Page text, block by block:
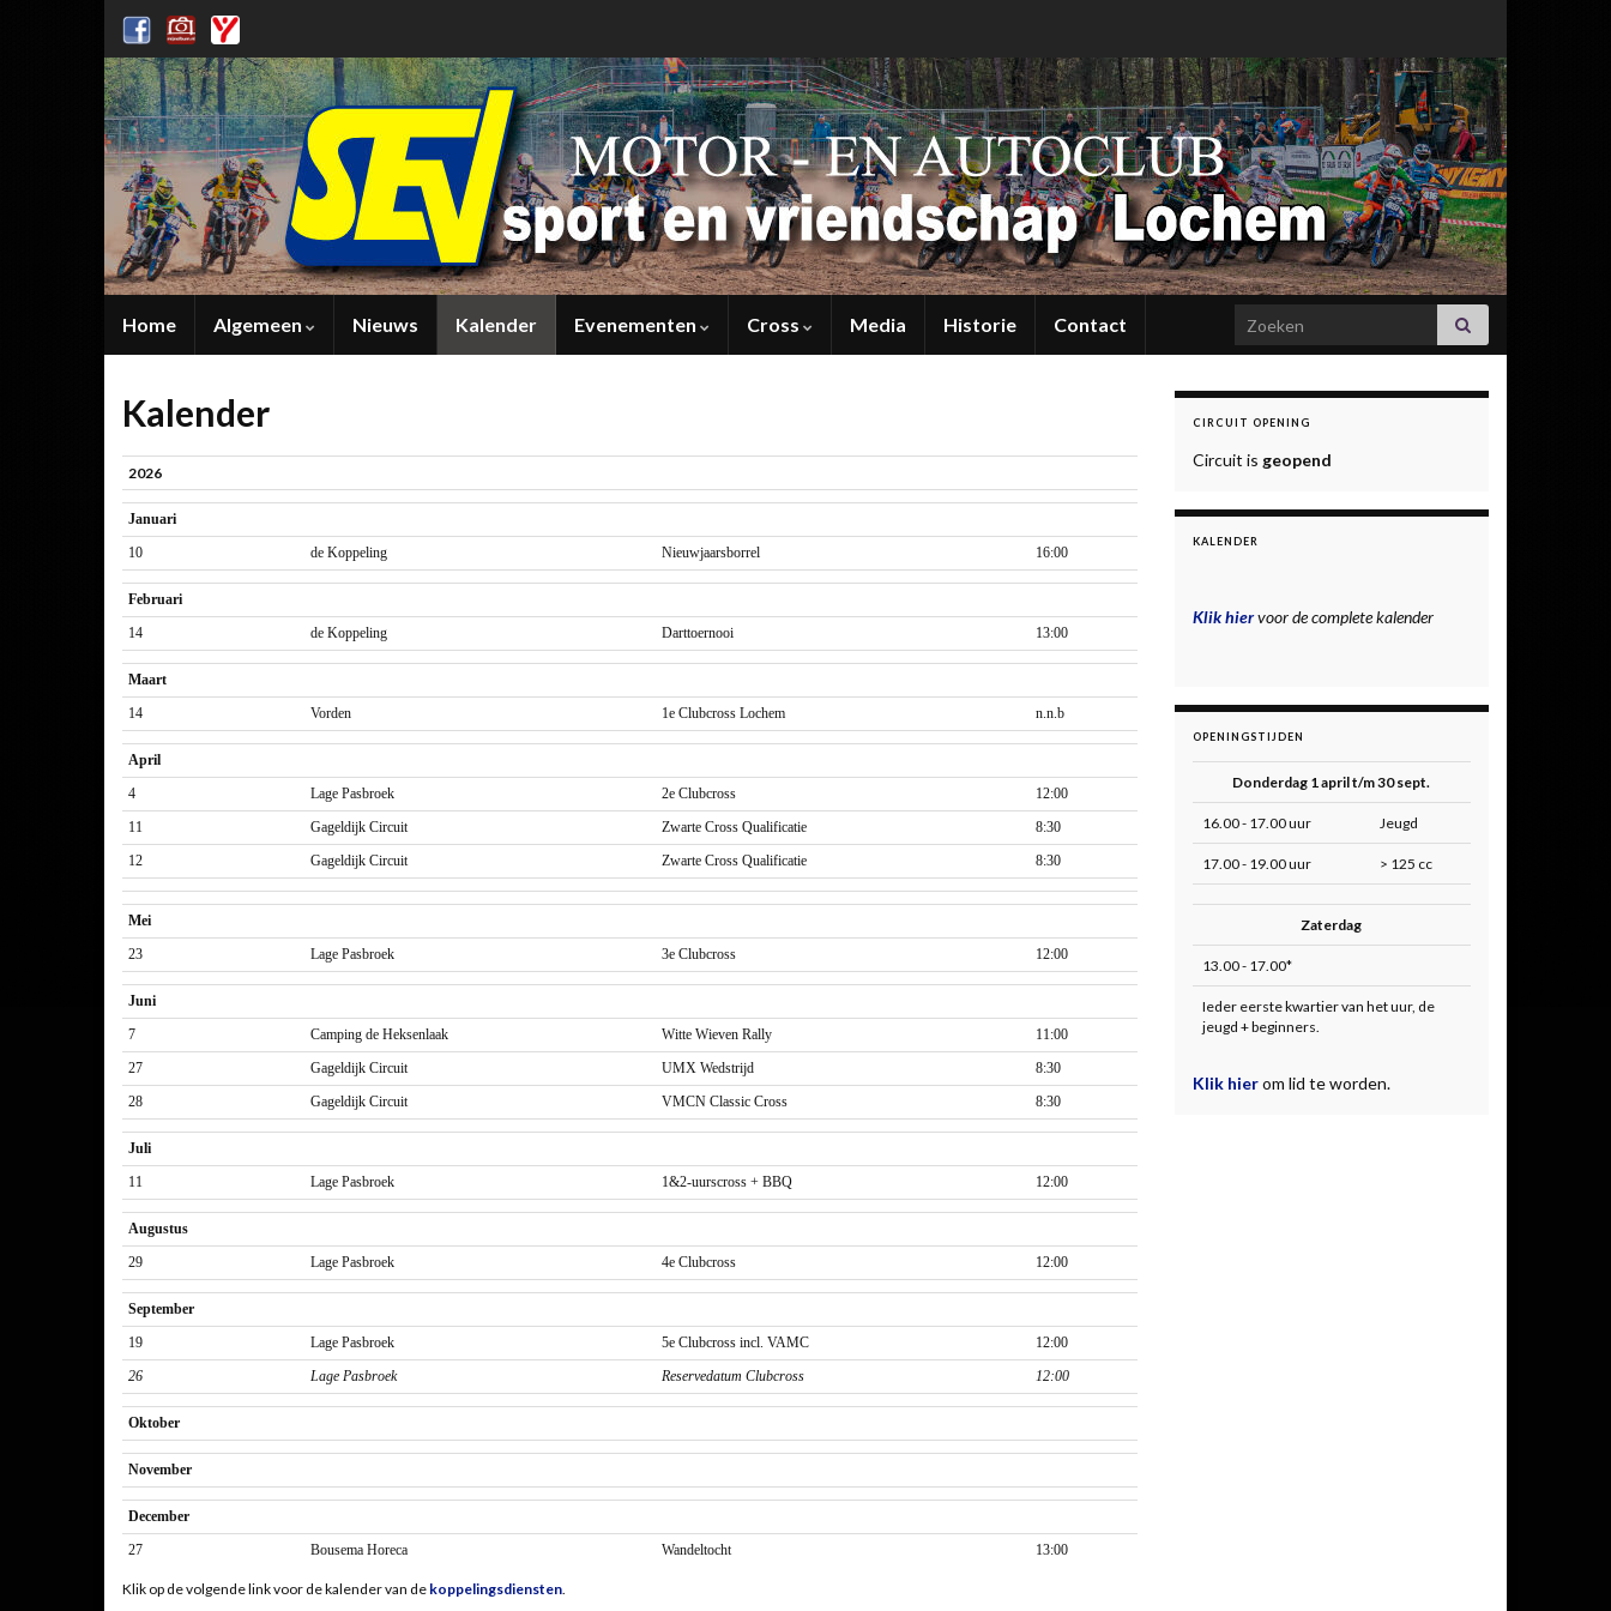
Home Algemeen Nieuws Kalender Evenementen Cross Media Historie Contact Search for:
Kalender
2026
Januari
10
de Koppeling Nieuwjaarsborrel 16:00
Februari
14
de Koppeling Darttoernooi 13:00
Maart
14
Vorden 1e Clubcross Lochem n.n.b
April
4
Lage Pasbroek 2e Clubcross
12:00
11
Gageldijk Circuit Zwarte Cross Qualificatie
8:30
12
Gageldijk Circuit Zwarte Cross Qualificatie 8:30
Mei
23
Lage Pasbroek 3e Clubcross 12:00
Juni
7
Camping de Heksenlaak Witte Wieven Rally
11:00
27
Gageldijk Circuit UMX Wedstrijd
8:30
28
Gageldijk Circuit VMCN Classic Cross 8:30
Juli
11
Lage Pasbroek 1&2-uurscross + BBQ 12:00
Augustus
29
Lage Pasbroek 4e Clubcross 12:00
September
19
Lage Pasbroek 5e Clubcross incl. VAMC
12:00
26
Lage Pasbroek Reservedatum Clubcross 12:00
Oktober
November
December
27
Bousema Horeca Wandeltocht 13:00
Klik op de volgende link voor de kalender van de koppelingsdiensten.
CIRCUIT OPENING
Circuit is geopend
KALENDER
Klik hiervoor de complete kalender
OPENINGSTIJDEN
Donderdag 1 april t/m 30 sept.
16.00 - 17.00 uur Jeugd
17.00 - 19.00 uur > 125 cc
Zaterdag
13.00 - 17.00*
Ieder eerste kwartier van het uur, de
jeugd + beginners.
Klik hierom lid te worden.